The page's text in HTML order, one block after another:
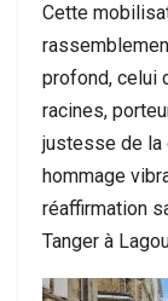
Cette
profond, celui
racines,
justesse de la
hommage
réaffirmation
Tanger à